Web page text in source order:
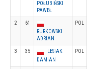
POŁUBIŃSKI
PAWEŁ
2
61
RURKOWSKI
ADRIAN
POL
3 35
LESIAK
DAMIAN
POL